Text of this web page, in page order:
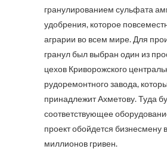
гранулированием сульфата
удобрения, которое
аграрии во всем мире. Для
гранул был выбран один из
цехов Криворожского
рудоремонтного завода,
принадлежит Ахметову. Туда
соответствующее
проект обойдется бизнесмену
миллионов гривен.